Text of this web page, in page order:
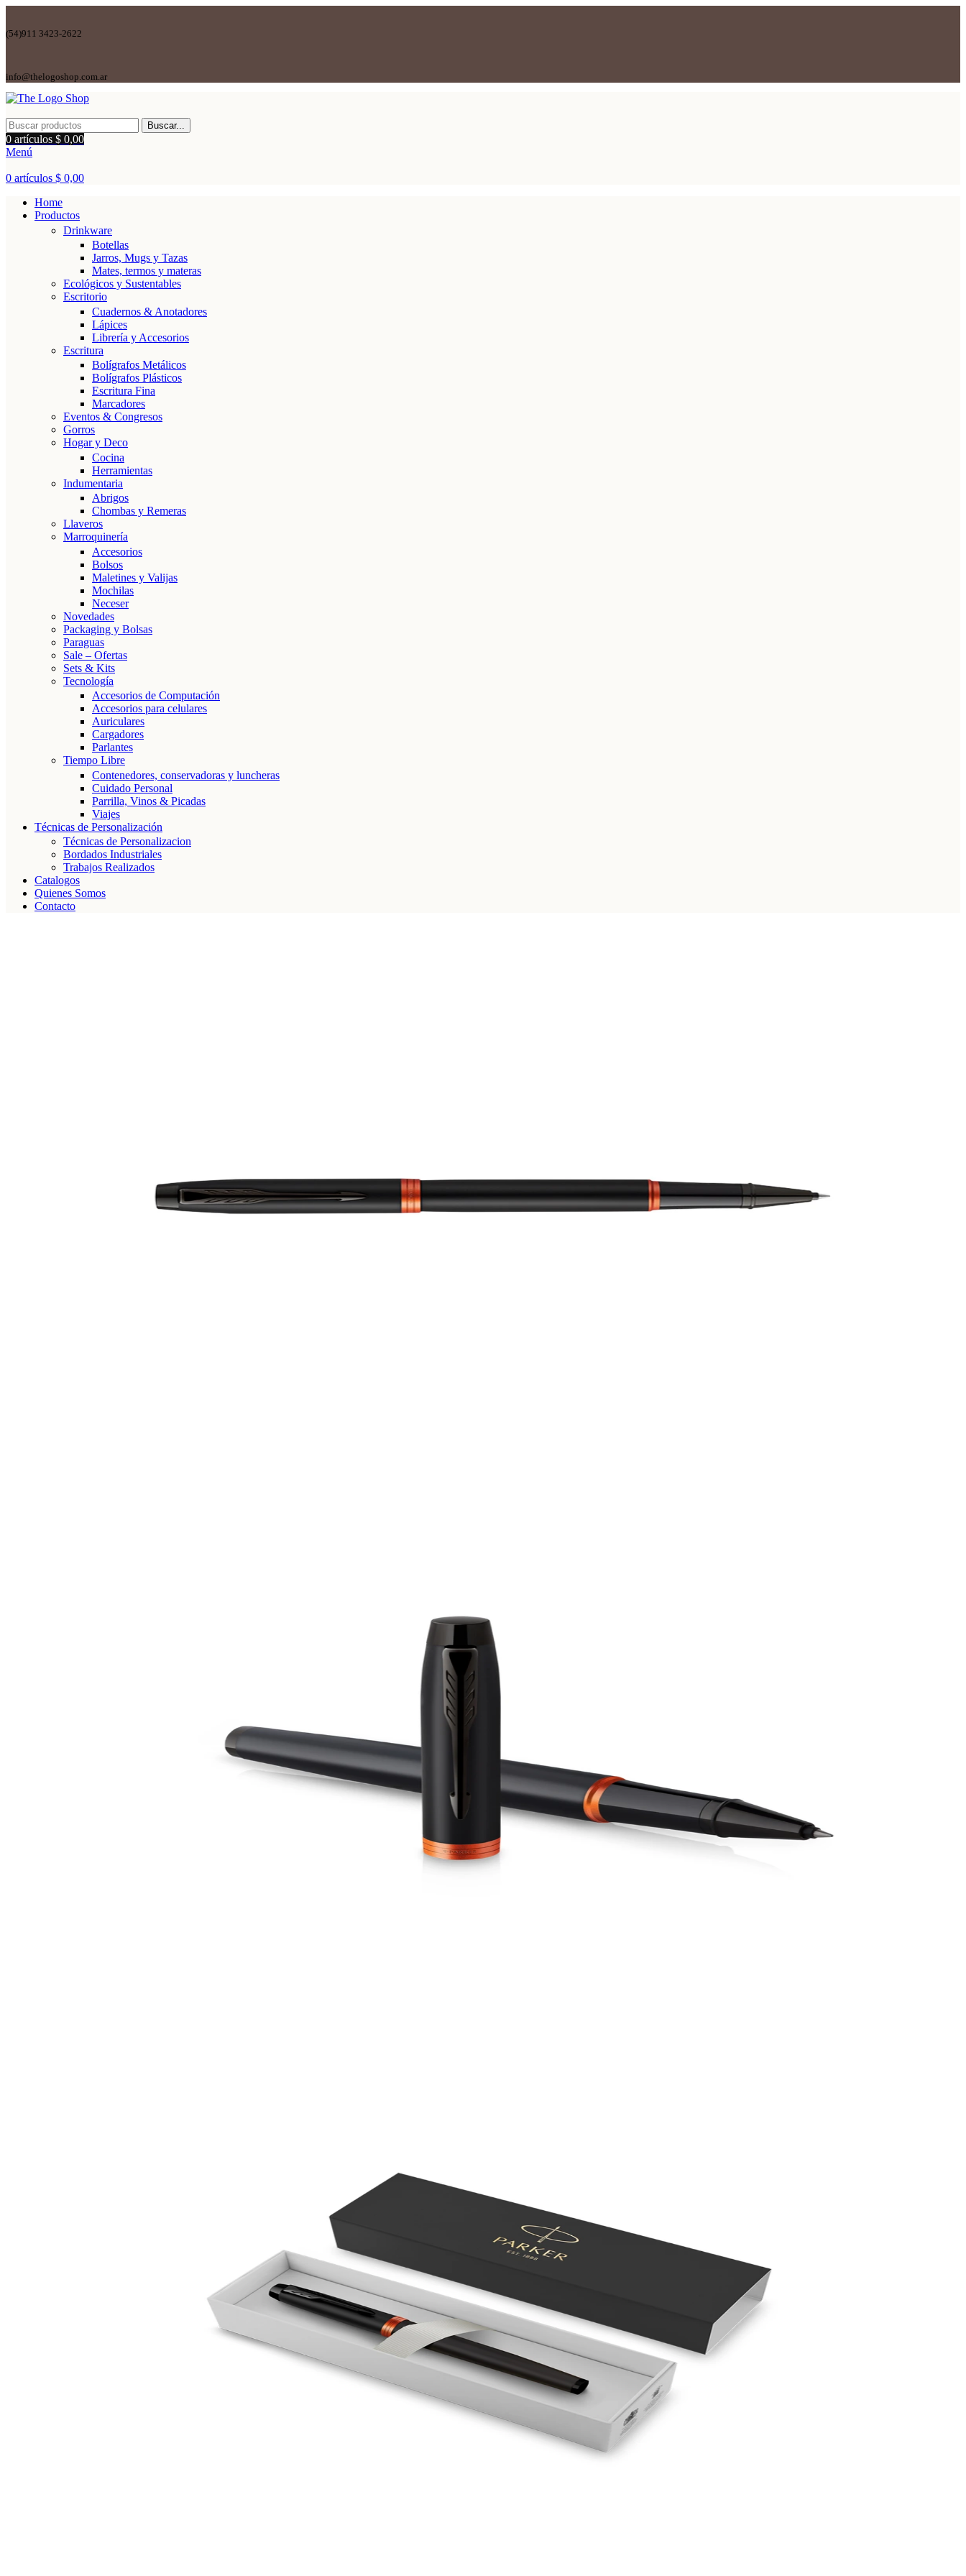
(54)911 3423-2622
info@thelogoshop.com.ar
Buscar...
0 artículos $ 0,00
Menú
0 artículos $ 0,00
Home
Productos
Drinkware
Botellas
Jarros, Mugs y Tazas
Mates, termos y materas
Ecológicos y Sustentables
Escritorio
Cuadernos & Anotadores
Lápices
Librería y Accesorios
Escritura
Bolígrafos Metálicos
Bolígrafos Plásticos
Escritura Fina
Marcadores
Eventos & Congresos
Gorros
Hogar y Deco
Cocina
Herramientas
Indumentaria
Abrigos
Chombas y Remeras
Llaveros
Marroquinería
Accesorios
Bolsos
Maletines y Valijas
Mochilas
Neceser
Novedades
Packaging y Bolsas
Paraguas
Sale – Ofertas
Sets & Kits
Tecnología
Accesorios de Computación
Accesorios para celulares
Auriculares
Cargadores
Parlantes
Tiempo Libre
Contenedores, conservadoras y luncheras
Cuidado Personal
Parrilla, Vinos & Picadas
Viajes
Técnicas de Personalización
Técnicas de Personalizacion
Bordados Industriales
Trabajos Realizados
Catalogos
Quienes Somos
Contacto